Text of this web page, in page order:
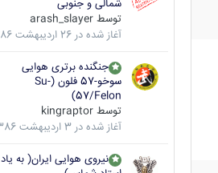
شمالی و جنوبی
توسط arash_slayer
آغاز شده در 26 اردیبهشت 1386
جنگنده برتری هوایی
سوخو-57 فلون (Su-
57/Felon)
توسط kingraptor
آغاز شده در 3 اردیبهشت 1386
نیروی هوایی ایران( به یاد